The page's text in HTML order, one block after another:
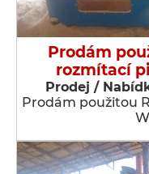
Prodám
rozmítací
Prodej /
Prodám použitou